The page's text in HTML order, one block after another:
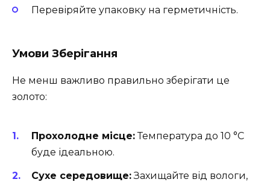
Перевіряйте упаковку на герметичність.
Умови Зберігання
Не менш важливо правильно зберігати це
золото:
Прохолодне місце:Температура до 10 °C
буде ідеальною.
Сухе середовище:Захищайте від вологи,